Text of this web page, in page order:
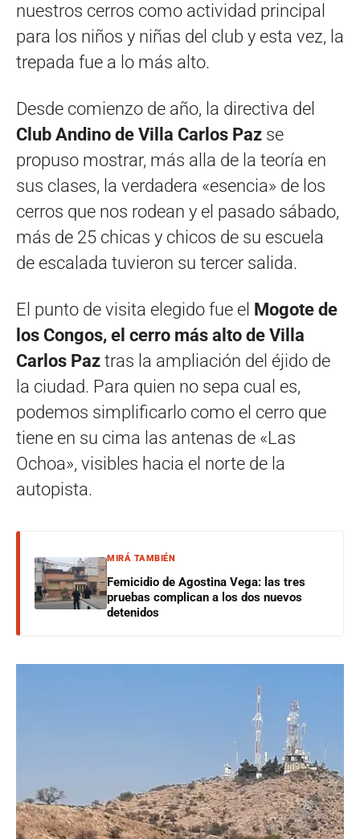
nuestros cerros como actividad principal
para los niños y niñas del club y esta vez, la
trepada fue a lo más alto.
Desde comienzo de año, la directiva del
Club Andino de Villa Carlos Paz se
propuso mostrar, más alla de la teoría en
sus clases, la verdadera «esencia» de los
cerros que nos rodean y el pasado sábado,
más de 25 chicas y chicos de su escuela
de escalada tuvieron su tercer salida.
El punto de visita elegido fue el Mogote de
los Congos, el cerro más alto de Villa
Carlos Paz tras la ampliación del éjido de
la ciudad. Para quien no sepa cual es,
podemos simplificarlo como el cerro que
tiene en su cima las antenas de «Las
Ochoa», visibles hacia el norte de la
autopista.
MIRÁ TAMBIÉN
Femicidio de Agostina Vega: las tres
pruebas complican a los dos nuevos
detenidos